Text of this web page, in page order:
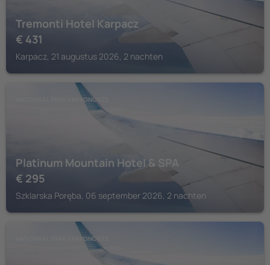
Tremonti Hotel Karpacz
€ 431
Karpacz, 21 augustus 2026, 2 nachten
NATIONAAL PARK KARKONOSZE
Platinum Mountain Hotel & SPA
€ 295
Szklarska Poręba, 06 september 2026, 2 nachten
NATIONAAL PARK KARKONOSZE